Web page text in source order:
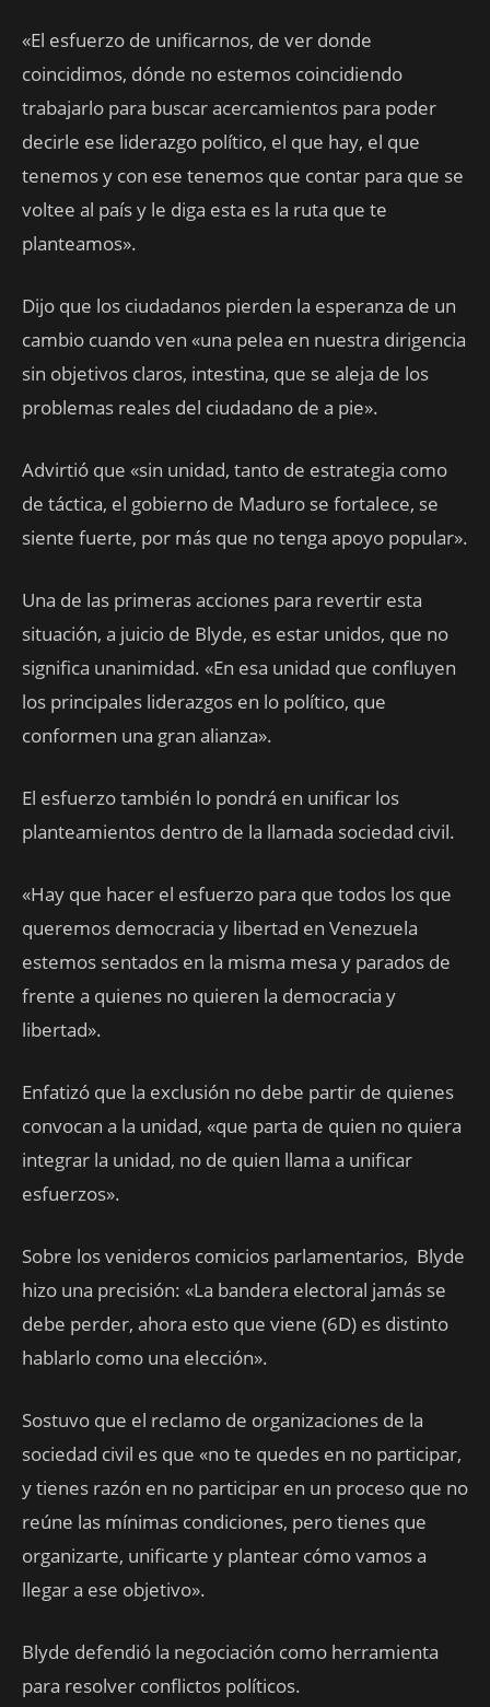
«El esfuerzo de unificarnos, de ver donde
coincidimos, dónde no estemos coincidiendo
trabajarlo para buscar acercamientos para poder
decirle ese liderazgo político, el que hay, el que
tenemos y con ese tenemos que contar para que se
voltee al país y le diga esta es la ruta que te
planteamos».
Dijo que los ciudadanos pierden la esperanza de un
cambio cuando ven «una pelea en nuestra dirigencia
sin objetivos claros, intestina, que se aleja de los
problemas reales del ciudadano de a pie».
Advirtió que «sin unidad, tanto de estrategia como
de táctica, el gobierno de Maduro se fortalece, se
siente fuerte, por más que no tenga apoyo popular».
Una de las primeras acciones para revertir esta
situación, a juicio de Blyde, es estar unidos, que no
significa unanimidad. «En esa unidad que confluyen
los principales liderazgos en lo político, que
conformen una gran alianza».
El esfuerzo también lo pondrá en unificar los
planteamientos dentro de la llamada sociedad civil.
«Hay que hacer el esfuerzo para que todos los que
queremos democracia y libertad en Venezuela
estemos sentados en la misma mesa y parados de
frente a quienes no quieren la democracia y
libertad».
Enfatizó que la exclusión no debe partir de quienes
convocan a la unidad, «que parta de quien no quiera
integrar la unidad, no de quien llama a unificar
esfuerzos».
Sobre los venideros comicios parlamentarios, Blyde
hizo una precisión: «La bandera electoral jamás se
debe perder, ahora esto que viene (6D) es distinto
hablarlo como una elección».
Sostuvo que el reclamo de organizaciones de la
sociedad civil es que «no te quedes en no participar,
y tienes razón en no participar en un proceso que no
reúne las mínimas condiciones, pero tienes que
organizarte, unificarte y plantear cómo vamos a
llegar a ese objetivo».
Blyde defendió la negociación como herramienta
para resolver conflictos políticos.